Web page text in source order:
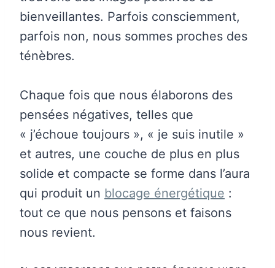
bienveillantes. Parfois consciemment,
parfois non, nous sommes proches des
ténèbres.
Chaque fois que nous élaborons des
pensées négatives, telles que
« j’échoue toujours », « je suis inutile »
et autres, une couche de plus en plus
solide et compacte se forme dans l’aura
qui produit un blocage énergétique :
tout ce que nous pensons et faisons
nous revient.